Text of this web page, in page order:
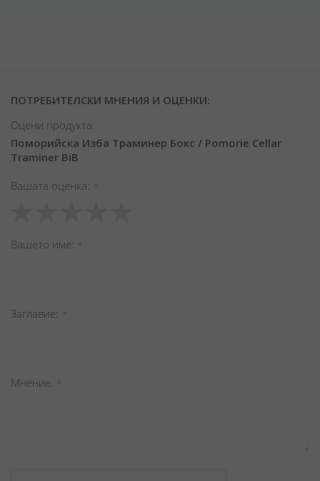
ПОТРЕБИТЕЛСКИ МНЕНИЯ И ОЦЕНКИ:
Оцени продукта:
Поморийска Изба Траминер Бокс / Pomorie Cellar
Traminer BiB
Вашата оценка
star
stars
stars
stars
stars
Вашето име
Заглавиe
Мнение